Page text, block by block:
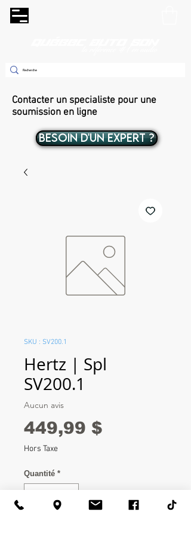
Contacter un specialiste pour une
soumission en ligne
BESOIN D'UN EXPERT ?
SKU : SV200.1
Hertz | Spl
SV200.1
Aucun avis
449,99 $
Hors Taxe
Quantité *